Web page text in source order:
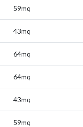
59mq
43mq
64mq
64mq
43mq
59mq